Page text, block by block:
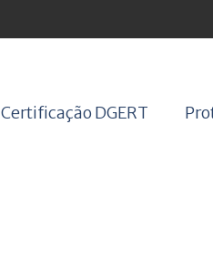
Certificação DGERT